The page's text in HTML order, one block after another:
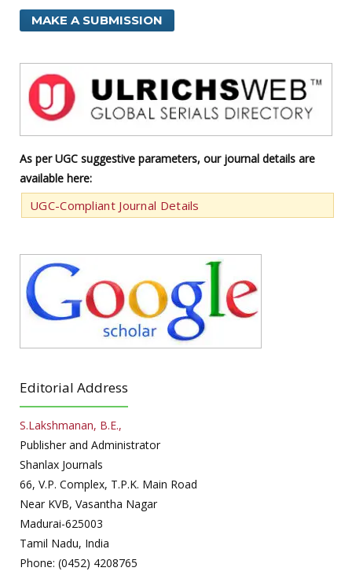
MAKE A SUBMISSION
As per UGC suggestive parameters, our journal details are
available here:
UGC-Compliant Journal Details
Editorial Address
S.Lakshmanan, B.E.,
Publisher and Administrator
Shanlax Journals
66, V.P. Complex, T.P.K. Main Road
Near KVB, Vasantha Nagar
Madurai-625003
Tamil Nadu, India
Phone: (0452) 4208765